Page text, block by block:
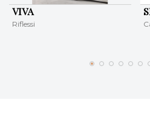
VIVA
Riflessi